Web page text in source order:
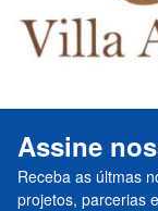
Assine
Receba as últmas
projetos, parcerias